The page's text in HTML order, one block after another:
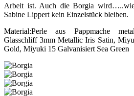
Arbeit ist. Auch die Borgia
Sabine Lippert kein Einzelstück bleiben.
Material:Perle aus Pappmache
Glasschliff 3mm Metallic Iris Satin,
Gold, Miyuki 15 Galvanisiert Sea Green